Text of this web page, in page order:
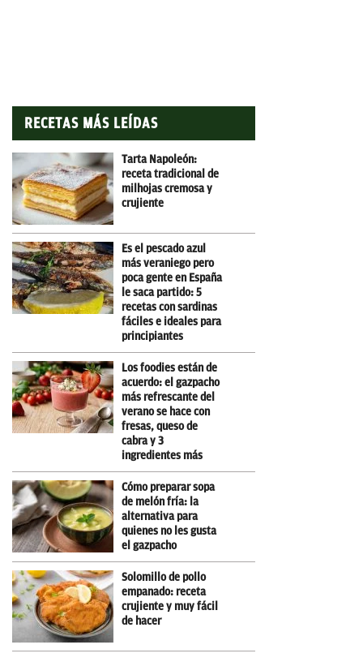
RECETAS MÁS LEÍDAS
Tarta Napoleón:
receta tradicional de
milhojas cremosa y
crujiente
Es el pescado azul
más veraniego pero
poca gente en España
le saca partido: 5
recetas con sardinas
fáciles e ideales para
principiantes
Los foodies están de
acuerdo: el gazpacho
más refrescante del
verano se hace con
fresas, queso de
cabra y 3
ingredientes más
Cómo preparar sopa
de melón fría: la
alternativa para
quienes no les gusta
el gazpacho
Solomillo de pollo
empanado: receta
crujiente y muy fácil
de hacer